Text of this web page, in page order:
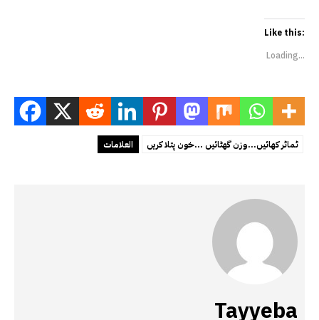
Like this:
Loading...
العلامات ٹماٹر کھائیں...وزن گھٹائیں ...خون پتلا کریں
Tayyeba